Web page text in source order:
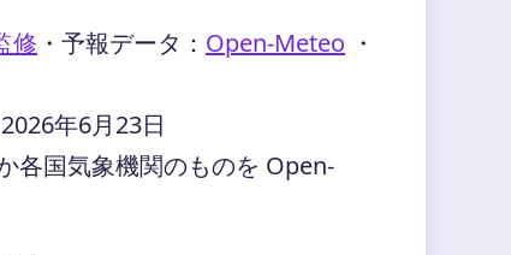
修 ・ 予報データ： Open-Meteo ・
年6月23日
各国気象機関のものを Open-